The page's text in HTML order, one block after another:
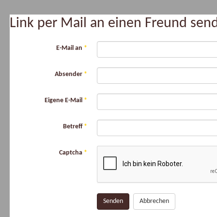
Link per Mail an einen Freund
E-Mail an *
Absender *
Eigene E-Mail *
Betreff*
Captcha *
Senden Abbrechen